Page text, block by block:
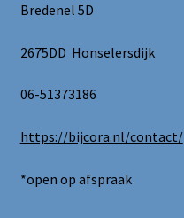
Bredenel 5D
2675DD Honselersdijk
06-51373186
https://bijcora.nl/contact/
*open op afspraak